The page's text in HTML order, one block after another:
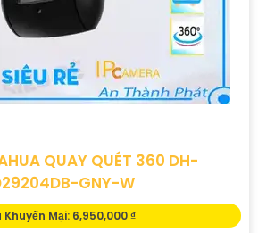
QUAY QUÉT 360 DH-
GNY-W
Khuyến Mại: 6,950,000 ₫